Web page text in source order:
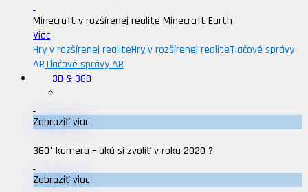
Minecraft v rozšírenej realite Minecraft Earth
Viac
Hry v rozšírenej realiteHry v rozšírenej realiteTlačové správy
ARTlačové správy AR
3D & 360
Zobraziť viac
360° kamera – akú si zvoliť v roku 2020 ?
Zobraziť viac